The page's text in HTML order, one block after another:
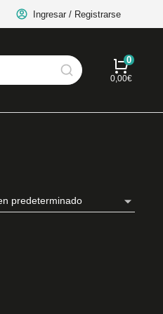
Ingresar / Registrarse
0,00€